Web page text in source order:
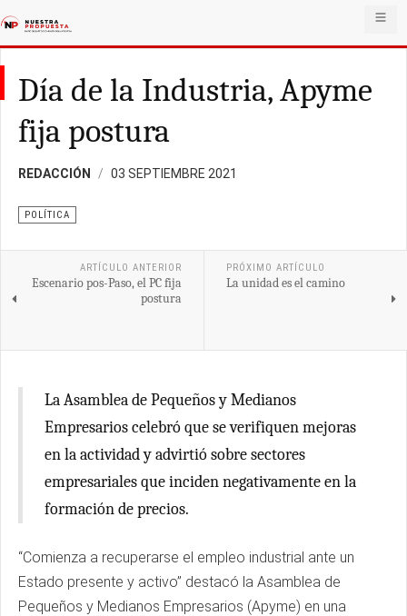
Día de la Industria, Apyme
fija postura
REDACCIÓN 03 SEPTIEMBRE 2021
POLÍTICA
ARTÍCULO ANTERIOR
Escenario pos-Paso, el PC fija
postura
PRÓXIMO ARTÍCULO
La unidad es el camino
La Asamblea de Pequeños y Medianos
Empresarios celebró que se verifiquen mejoras
en la actividad y advirtió sobre sectores
empresariales que inciden negativamente en la
formación de precios.
“Comienza a recuperarse el empleo industrial ante un
Estado presente y activo” destacó la Asamblea de
Pequeños y Medianos Empresarios (Apyme) en una